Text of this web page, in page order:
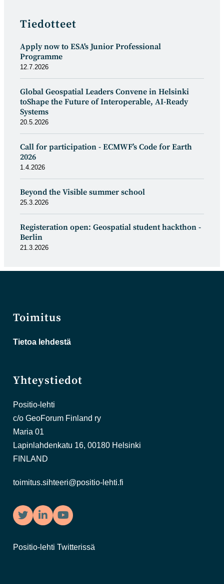
Tiedotteet
Apply now to ESA's Junior Professional
Programme
12.7.2026
Global Geospatial Leaders Convene in Helsinki
toShape the Future of Interoperable, AI-Ready
Systems
20.5.2026
Call for participation - ECMWF’s Code for Earth
2026
1.4.2026
Beyond the Visible summer school
25.3.2026
Registeration open: Geospatial student hackthon -
Berlin
21.3.2026
Toimitus
Tietoa lehdestä
Yhteystiedot
Positio-lehti
c/o GeoForum Finland ry
Maria 01
Lapinlahdenkatu 16, 00180 Helsinki
FINLAND
toimitus.sihteeri@positio-lehti.fi
TwitterLinkedInYouTube
Positio-lehti Twitterissä